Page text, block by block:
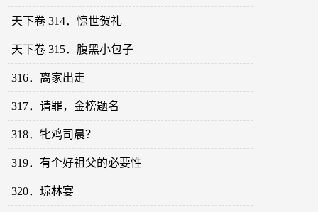
天下卷 314．惊世贺礼
天下卷 315．腹黑小包子
316．离家出走
317．请罪，金榜题名
318．牝鸡司晨？
319．有个好祖父的必要性
320．琼林宴